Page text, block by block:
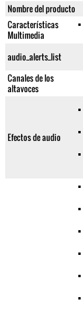
Nombre del producto
Características
Multimedia
audio_alerts_list
Canales de los
altavoces
Efectos de audio